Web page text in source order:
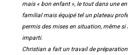
mais « bon enfant », le tout dans une
familial mais équipé tel un plateau
permis des mises en situation, même
imparti.
Christian a fait un travail de